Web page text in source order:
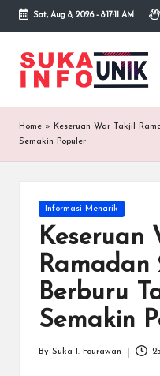
Skip
content
Sat, Aug 8, 2026- 8:17:12 AM
S
u
k
a
Info
Unik,
Batas.
Home »
Keseruan War Takjil
Semakin Populer
Posted
in
Informasi Menarik
Keseruan
Ramadan
Berburu
Semakin
By Suka I. Fourawan